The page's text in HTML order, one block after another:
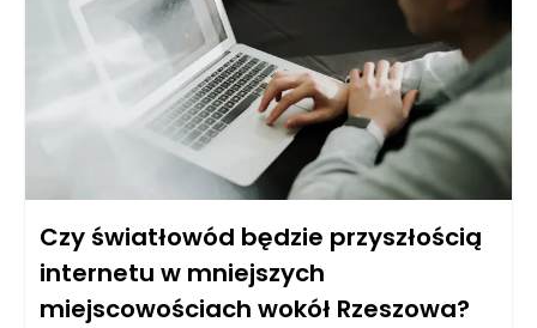
Czy światłowód będzie przyszłością
internetu w mniejszych
miejscowościach wokół Rzeszowa?